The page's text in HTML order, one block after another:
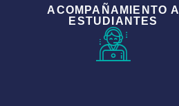
ACOMPAÑAMIENTO A
ESTUDIANTES